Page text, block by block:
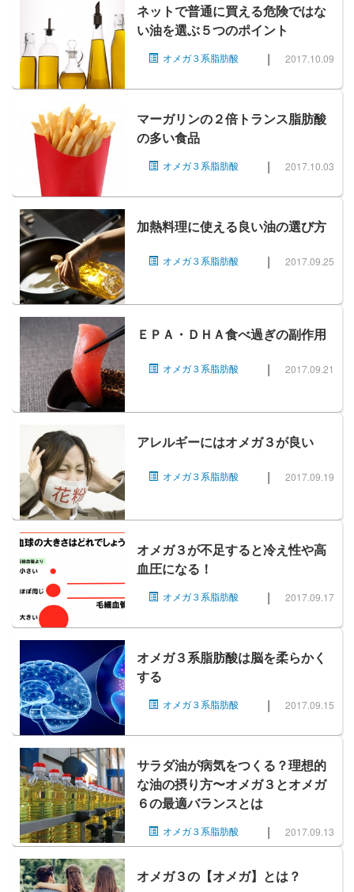
ネットで普通に買える危険ではな
い油を選ぶ５つのポイント
オメガ３系脂肪酸 | 2017.10.09
マーガリンの２倍トランス脂肪酸
の多い食品
オメガ３系脂肪酸 | 2017.10.03
加熱料理に使える良い油の選び方
オメガ３系脂肪酸 | 2017.09.25
ＥＰＡ・ＤＨＡ食べ過ぎの副作用
オメガ３系脂肪酸 | 2017.09.21
アレルギーにはオメガ３が良い
オメガ３系脂肪酸 | 2017.09.19
オメガ３が不足すると冷え性や高
血圧になる！
オメガ３系脂肪酸 | 2017.09.17
オメガ３系脂肪酸は脳を柔らかく
する
オメガ３系脂肪酸 | 2017.09.15
サラダ油が病気をつくる？理想的
な油の摂り方〜オメガ３とオメガ
６の最適バランスとは
オメガ３系脂肪酸 | 2017.09.13
オメガ３の【オメガ】とは？